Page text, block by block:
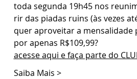
toda segunda 19h45 nos
rir das piadas ruins (às vezes
quer aproveitar a
por apenas R$109,99?
acesse aqui e faça parte do
Saiba Mais >